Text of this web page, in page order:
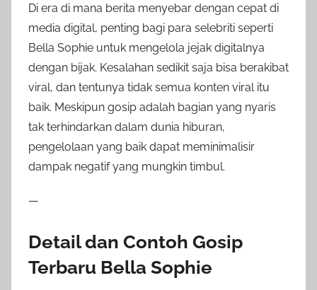
Di era di mana berita menyebar dengan cepat di
media digital, penting bagi para selebriti seperti
Bella Sophie untuk mengelola jejak digitalnya
dengan bijak. Kesalahan sedikit saja bisa berakibat
viral, dan tentunya tidak semua konten viral itu
baik. Meskipun gosip adalah bagian yang nyaris
tak terhindarkan dalam dunia hiburan,
pengelolaan yang baik dapat meminimalisir
dampak negatif yang mungkin timbul.
—
Detail dan Contoh Gosip
Terbaru Bella Sophie